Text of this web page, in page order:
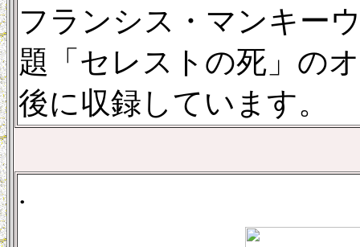
フランシス・マンキー
題「セレストの死」の
後に収録しています。
.